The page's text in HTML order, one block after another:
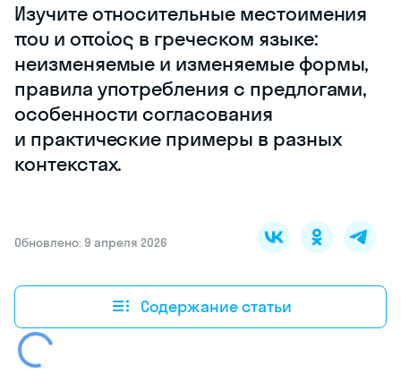
Изучите относительные местоимения
που и οποίος в греческом языке:
неизменяемые и изменяемые формы,
правила употребления с предлогами,
особенности согласования
и практические примеры в разных
контекстах.
Обновлено: 9 апреля 2026
Содержание статьи